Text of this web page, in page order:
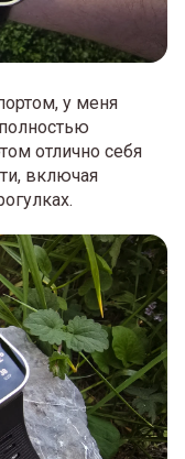
у меня
отлично себя
включая